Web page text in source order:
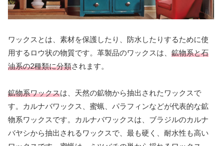
ワックスとは、素材を保護したり、防水したりするために使
用するロウ状の物質です。革製品のワックスは、 鉱物系と石
油系の2種類に分類されます。
鉱物系ワックスは、天然の鉱物から抽出されたワックスで
す。カルナバワックス、蜜蝋、パラフィンなどが代表的な鉱
物系ワックスです。カルナバワックスは、ブラジルのカルナ
バヤシから抽出されるワックスで、最も硬く、耐水性も高い